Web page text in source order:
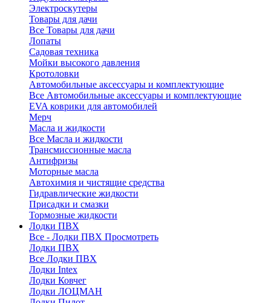
Электроскутеры
Товары для дачи
Все Товары для дачи
Лопаты
Садовая техника
Мойки высокого давления
Кротоловки
Автомобильные аксессуары и комплектующие
Все Автомобильные аксессуары и комплектующие
EVA коврики для автомобилей
Мерч
Масла и жидкости
Все Масла и жидкости
Трансмиссионные масла
Антифризы
Моторные масла
Автохимия и чистящие средства
Гидравлические жидкости
Присадки и смазки
Тормозные жидкости
Лодки ПВХ
Все - Лодки ПВХ Просмотреть
Лодки ПВХ
Все Лодки ПВХ
Лодки Intex
Лодки Ковчег
Лодки ЛОЦМАН